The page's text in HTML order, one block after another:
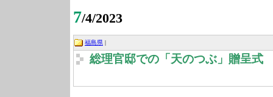
7/4/2023
福島県 |
総理官邸での「天のつぶ」贈呈式